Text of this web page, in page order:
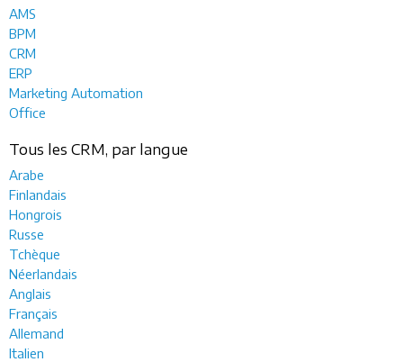
AMS
BPM
CRM
ERP
Marketing Automation
Office
Tous les CRM, par langue
Arabe
Finlandais
Hongrois
Russe
Tchèque
Néerlandais
Anglais
Français
Allemand
Italien